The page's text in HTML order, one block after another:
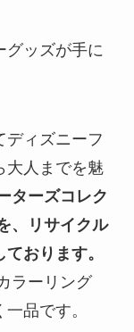
グッズが手に
ディズニーフ
大人までを魅
ターズコレク
、リサイクル
おります。
ラーリング
品です。